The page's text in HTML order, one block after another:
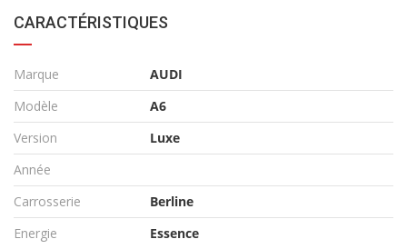
CARACTÉRISTIQUES
Marque
AUDI
Modèle
A6
Version
Luxe
Année
Carrosserie
Berline
Energie
Essence